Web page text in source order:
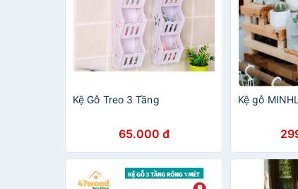
Kệ Gỗ Treo 3 Tầng
65.000 đ
Kệ gỗ